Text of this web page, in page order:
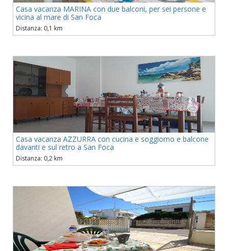
Casa vacanza MARINA con due balconi, per sei persone e
vicina al mare di San Foca
Distanza: 0,1 km
Casa vacanza AZZURRA con cucina e soggiorno e balcone
davanti e sul retro a San Foca
Distanza: 0,2 km